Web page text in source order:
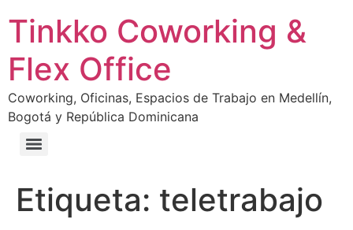
Tinkko Coworking &
Flex Office
Coworking, Oficinas, Espacios de Trabajo en Medellín,
Bogotá y República Dominicana
Etiqueta: teletrabajo